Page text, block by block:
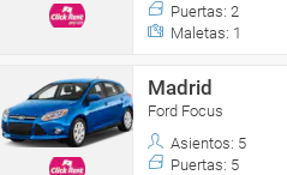
Puertas: 2
Maletas: 1
Madrid
Ford Focus
Asientos: 5
Puertas: 5